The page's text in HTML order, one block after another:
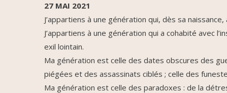
27 MAI 2021
J’appartiens à une génération qui, dès sa
J’appartiens à une génération qui a cohabité avec
exil lointain.
Ma génération est celle des dates obscures des
piégées et des assassinats ciblés ; celle des
Ma génération est celle des paradoxes : de la